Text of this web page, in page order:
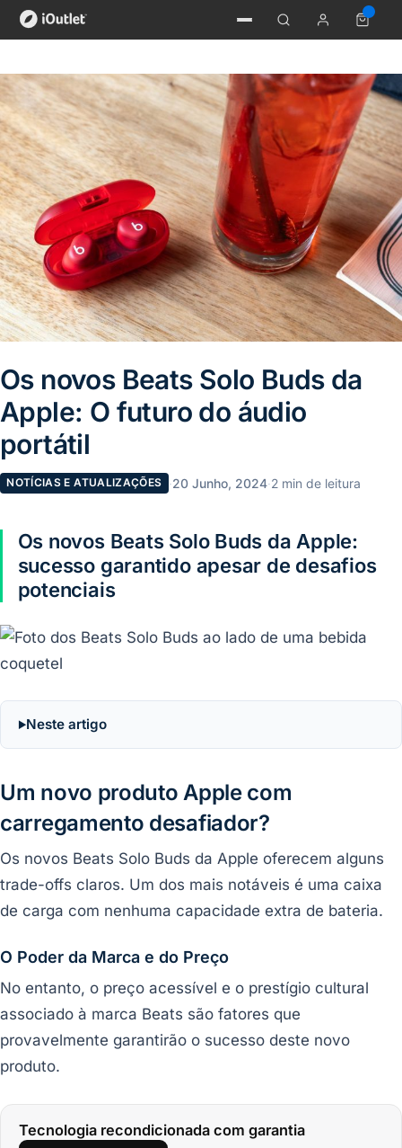
Os novos Beats Solo Buds da
Apple: O futuro do áudio
portátil
NOTÍCIAS E ATUALIZAÇÕES ·20 Junho, 2024·2 min de leitura
Os novos Beats Solo Buds da Apple:
sucesso garantido apesar de desafios
potenciais
Neste artigo
Um novo produto Apple com
carregamento desafiador?
Os novos Beats Solo Buds da Apple oferecem alguns
trade-offs claros. Um dos mais notáveis é uma caixa
de carga com nenhuma capacidade extra de bateria.
O Poder da Marca e do Preço
No entanto, o preço acessível e o prestígio cultural
associado à marca Beats são fatores que
provavelmente garantirão o sucesso deste novo
produto.
Tecnologia recondicionada com garantia